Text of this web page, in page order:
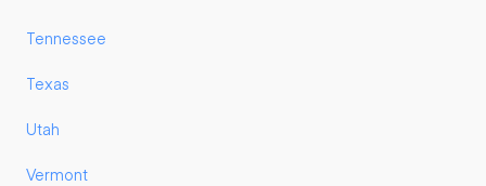
Tennessee
Texas
Utah
Vermont